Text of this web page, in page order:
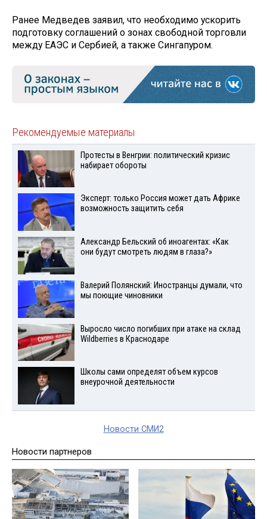
Ранее Медведев заявил, что необходимо ускорить
подготовку соглашений о зонах свободной торговли
между ЕАЭС и Сербией, а также Сингапуром.
Рекомендуемые материалы
Протесты в Венгрии: политический кризис
набирает обороты
Эксперт: только Россия может дать Африке
возможность защитить себя
Александр Бельский об иноагентах: «Как
они будут смотреть людям в глаза?»
Валерий Полянский: Иностранцы думали, что
мы поющие чиновники
Выросло число погибших при атаке на склад
Wildberries в Краснодаре
Школы сами определят объем курсов
внеурочной деятельности
Новости СМИ2
Новости партнеров